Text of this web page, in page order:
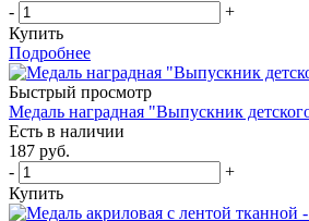
-
+
Купить
Подробнее
Быстрый просмотр
Медаль наградная "Выпускник
Есть в наличии
187 руб.
-
+
Купить